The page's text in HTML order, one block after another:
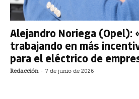
Alejandro Noriega (Opel):
trabajando en más
para el eléctrico de
Redacción - 7 de junio de 2026